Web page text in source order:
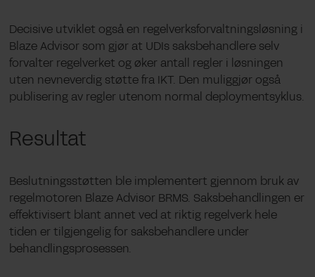
Decisive utviklet også en regelverksforvaltningsløsning i
Blaze Advisor som gjør at UDIs saksbehandlere selv
forvalter regelverket og øker antall regler i løsningen
uten nevneverdig støtte fra IKT. Den muliggjør også
publisering av regler utenom normal deploymentsyklus.
Resultat
Beslutningsstøtten ble implementert gjennom bruk av
regelmotoren Blaze Advisor BRMS. Saksbehandlingen er
effektivisert blant annet ved at riktig regelverk hele
tiden er tilgjengelig for saksbehandlere under
behandlingsprosessen.